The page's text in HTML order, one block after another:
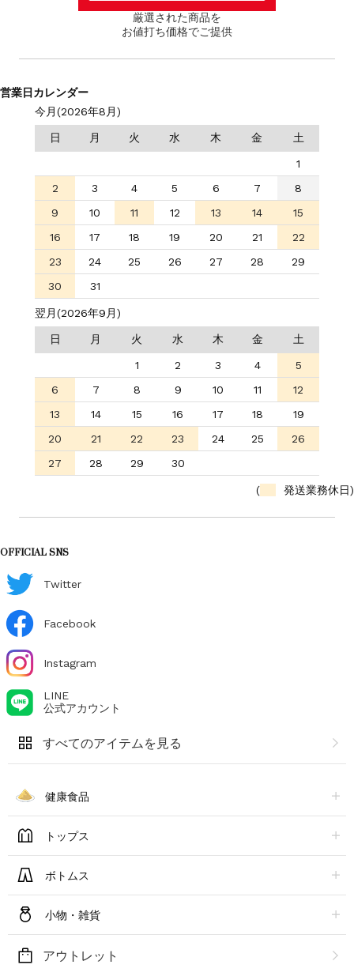
厳選された商品を
お値打ち価格でご提供
営業日カレンダー
今月(2026年8月)
日 月 火 水 木 金 土
1
2
3 4 5 6 7
8
9
10 11 12 13 14
15
16
17 18 19 20 21
22
23
24 25 26 27 28
29
30
31
翌月(2026年9月)
日 月 火 水 木 金 土
1 2 3 4
5
6
7 8 9 10 11
12
13
14 15 16 17 18
19
20
21 22 23 24 25
26
27
28 29 30
( 発送業務休日)
OFFICIAL SNS
Twitter
Facebook
Instagram
LINE
公式アカウント
すべてのアイテムを見る
健康食品
トップス
ボトムス
小物・雑貨
アウトレット